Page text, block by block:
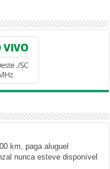
km, paga aluguel
nunca esteve disponível